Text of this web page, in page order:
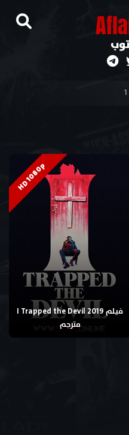
A
HD 1080p
فيلم I Trapped the Devil 2019
مترجم